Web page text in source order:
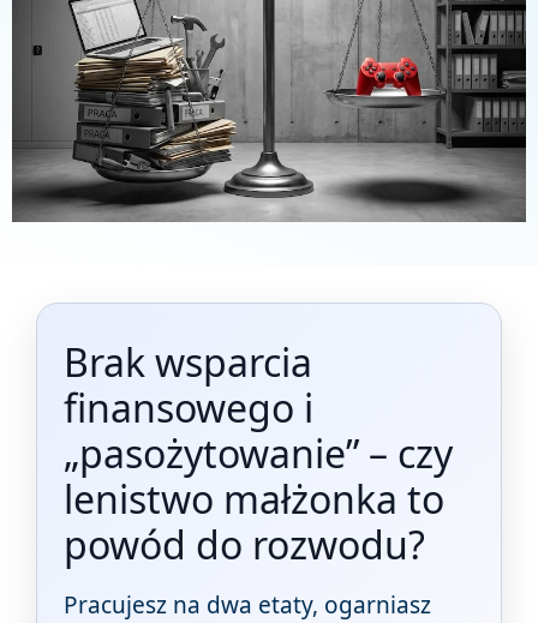
Brak wsparcia
finansowego i
„pasożytowanie” – czy
lenistwo małżonka to
powód do rozwodu?
Pracujesz na dwa etaty, ogarniasz